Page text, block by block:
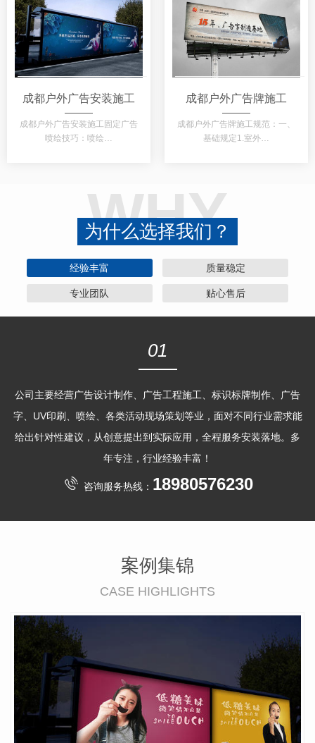
成都户外广告安装施工
成都户外广告安装施工固定广告
喷绘技巧：喷绘…
成都户外广告牌施工
成都户外广告牌施工规范：一、
基础规定1.室外…
WHY
为什么选择我们？
经验丰富 质量稳定
专业团队 贴心售后
01
公司主要经营广告设计制作、广告工程施工、标识标牌制作、广告
字、UV印刷、喷绘、各类活动现场策划等业，面对不同行业需求能
给出针对性建议，从创意提出到实际应用，全程服务安装落地。多
年专注，行业经验丰富！
咨询服务热线： 18980576230
案例集锦
CASE HIGHLIGHTS